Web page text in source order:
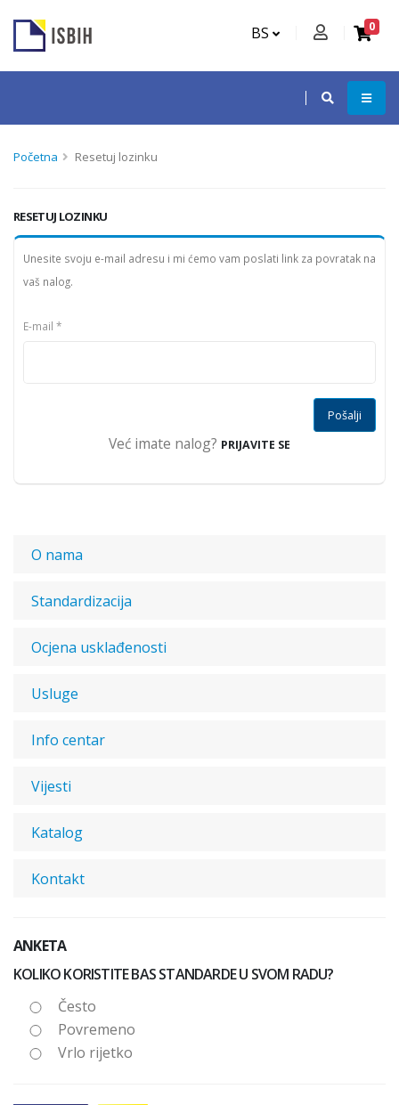
BS 0
Početna Resetuj lozinku
RESETUJ LOZINKU
Unesite svoju e-mail adresu i mi ćemo vam poslati link za povratak na
vaš nalog.
E-mail *
Pošalji
Već imate nalog? PRIJAVITE SE
O nama
Standardizacija
Ocjena usklađenosti
Usluge
Info centar
Vijesti
Katalog
Kontakt
ANKETA
KOLIKO KORISTITE BAS STANDARDE U SVOM RADU?
Često
Povremeno
Vrlo rijetko